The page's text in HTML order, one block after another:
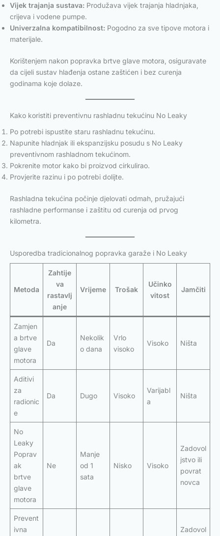
Vijek trajanja sustava: Produžava vijek trajanja hladnjaka,
crijeva i vodene pumpe.
Univerzalna kompatibilnost: Pogodno za sve tipove motora i
materijale.
Korištenjem nakon popravka brtve glave motora, osiguravate
da cijeli sustav hlađenja ostane zaštićen i bez curenja
godinama koje dolaze.
Kako koristiti preventivnu rashladnu tekućinu No Leaky
Po potrebi ispustite staru rashladnu tekućinu.
Napunite hladnjak ili ekspanzijsku posudu s No Leaky
preventivnom rashladnom tekućinom.
Pokrenite motor kako bi proizvod cirkulirao.
Provjerite razinu i po potrebi dolijte.
Rashladna tekućina počinje djelovati odmah, pružajući
rashladne performanse i zaštitu od curenja od prvog
kilometra.
Usporedba tradicionalnog popravka garaže i No Leaky
Metoda
Zahtije
va
rastavlj
anje
Vrijeme Trošak
Učinko
vitost
Jamčiti
Zamjen
a brtve
glave
motora
Da
Nekolik
o dana
Vrlo
visoko
Visoko Ništa
Aditivi
za
radionic
e
Da Dugo Visoko
Varijabl
a
Ništa
No
Leaky
Poprav
ak
brtve
glave
motora
Ne
Manje
od 1
sata
Nisko Visoko
Zadovol
jstvo ili
povrat
novca
Prevent
ivna
Zadovol